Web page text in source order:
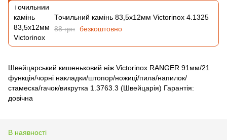
Точильний камінь 83,5х12мм Victorinox 4.1325
88 грн безкоштовно
Швейцарський кишеньковий ніж Victorinox RANGER 91мм/21
функція/чорні накладки/штопор/ножиці/пила/напилок/
стамеска/гачок/викрутка 1.3763.3 (Швейцарія) Гарантія:
довічна
В наявності